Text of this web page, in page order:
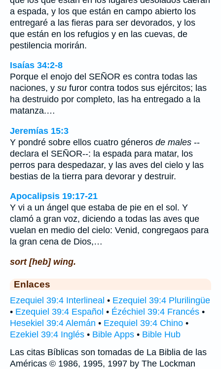
a espada, y los que están en campo abierto los
entregaré a las fieras para ser devorados, y los
que están en los refugios y en las cuevas, de
pestilencia morirán.
Isaías 34:2-8
Porque el enojo del SEÑOR es contra todas las
naciones, y su furor contra todos sus ejércitos; las
ha destruido por completo, las ha entregado a la
matanza.…
Jeremías 15:3
Y pondré sobre ellos cuatro géneros de males --
declara el SEÑOR--: la espada para matar, los
perros para despedazar, y las aves del cielo y las
bestias de la tierra para devorar y destruir.
Apocalipsis 19:17-21
Y vi a un ángel que estaba de pie en el sol. Y
clamó a gran voz, diciendo a todas las aves que
vuelan en medio del cielo: Venid, congregaos para
la gran cena de Dios,…
sort [heb] wing.
Enlaces
Ezequiel 39:4 Interlineal • Ezequiel 39:4 Plurilingüe
• Ezequiel 39:4 Español • Ézéchiel 39:4 Francés •
Hesekiel 39:4 Alemán • Ezequiel 39:4 Chino •
Ezekiel 39:4 Inglés • Bible Apps • Bible Hub
Las citas Bíblicas son tomadas de La Biblia de las
Américas © 1986, 1995, 1997 by The Lockman